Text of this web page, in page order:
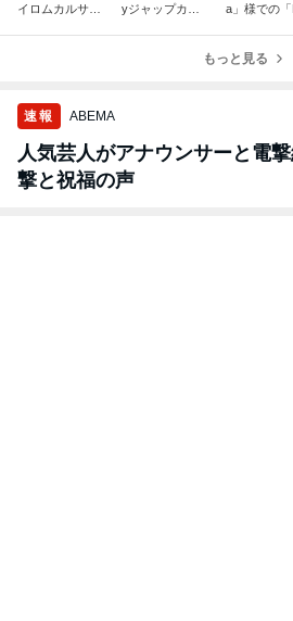
イロムカルサイ
yジャップカサ
a」様での「
術のご報告
もっと見る
速報 ABEMA
人気芸人がアナウンサーと電
撃と祝福の声